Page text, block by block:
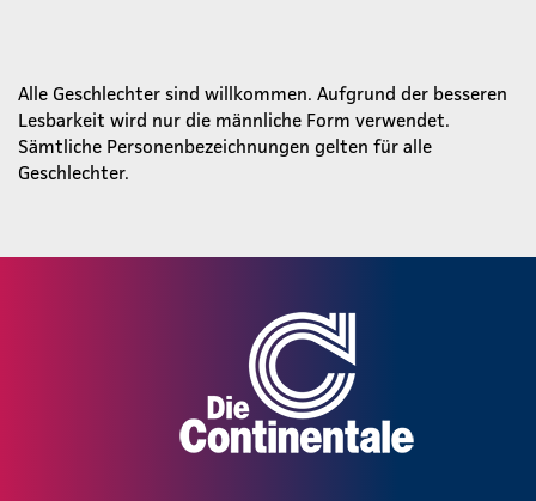
Alle Geschlechter sind willkommen. Aufgrund der besseren
Lesbarkeit wird nur die männliche Form verwendet.
Sämtliche Personenbezeichnungen gelten für alle
Geschlechter.